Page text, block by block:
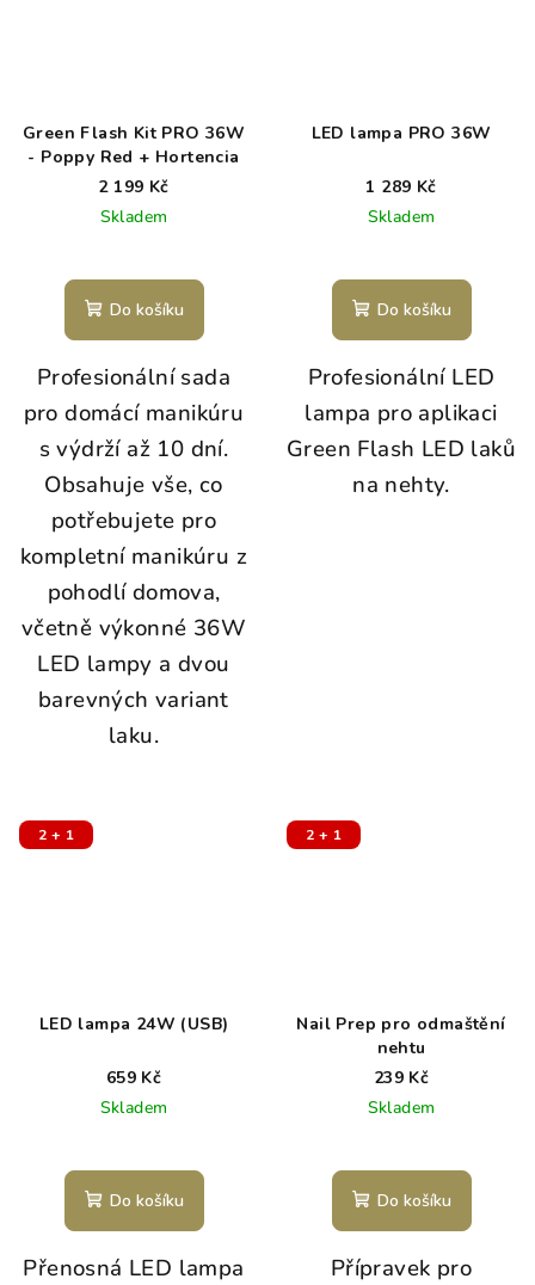
Green Flash Kit PRO 36W
- Poppy Red + Hortencia
2 199 Kč
Skladem
Do košíku
Profesionální sada
pro domácí manikúru
s výdrží až 10 dní.
Obsahuje vše, co
potřebujete pro
kompletní manikúru z
pohodlí domova,
včetně výkonné 36W
LED lampy a dvou
barevných variant
laku.
LED lampa PRO 36W
1 289 Kč
Skladem
Do košíku
Profesionální LED
lampa pro aplikaci
Green Flash LED laků
na nehty.
2 + 1
LED lampa 24W (USB)
659 Kč
Skladem
Do košíku
Přenosná LED lampa
2 + 1
Nail Prep pro odmaštění
nehtu
239 Kč
Skladem
Do košíku
Přípravek pro